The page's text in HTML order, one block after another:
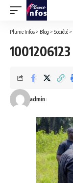
Plume Infos > Blog > Société >
1001206123
admin